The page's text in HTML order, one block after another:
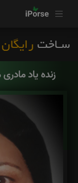
زنده یاد